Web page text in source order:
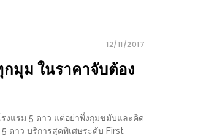
12/11/2017
มุม ในราคาจับต้อง
งแรม 5 ดาว แต่อย่าพึ่งกุมขมับและคิด
ดาว บริการสุดพิเศษระดับ First